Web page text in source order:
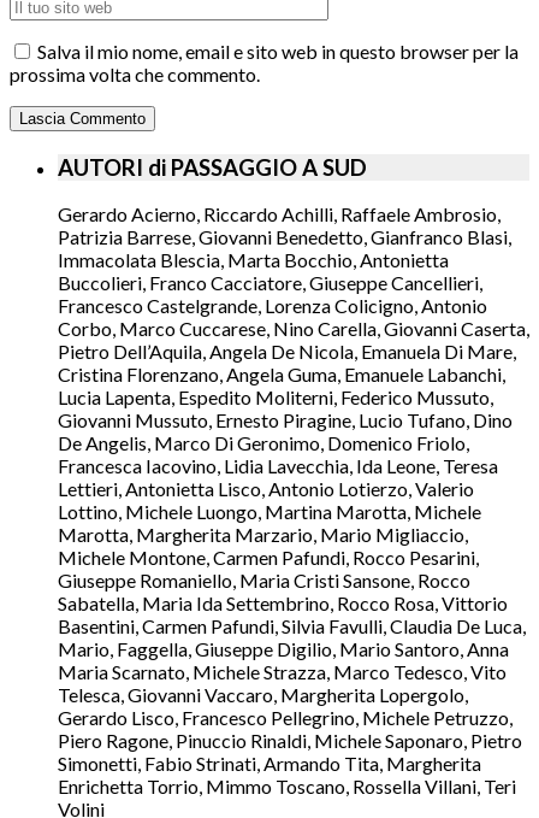
Salva il mio nome, email e sito web in questo browser per la
prossima volta che commento.
AUTORI di PASSAGGIO A SUD
Gerardo Acierno, Riccardo Achilli, Raffaele Ambrosio,
Patrizia Barrese, Giovanni Benedetto, Gianfranco Blasi,
Immacolata Blescia, Marta Bocchio, Antonietta
Buccolieri, Franco Cacciatore, Giuseppe Cancellieri,
Francesco Castelgrande, Lorenza Colicigno, Antonio
Corbo, Marco Cuccarese, Nino Carella, Giovanni Caserta,
Pietro Dell’Aquila, Angela De Nicola, Emanuela Di Mare,
Cristina Florenzano, Angela Guma, Emanuele Labanchi,
Lucia Lapenta, Espedito Moliterni, Federico Mussuto,
Giovanni Mussuto, Ernesto Piragine, Lucio Tufano, Dino
De Angelis, Marco Di Geronimo, Domenico Friolo,
Francesca Iacovino, Lidia Lavecchia, Ida Leone, Teresa
Lettieri, Antonietta Lisco, Antonio Lotierzo, Valerio
Lottino, Michele Luongo, Martina Marotta, Michele
Marotta, Margherita Marzario, Mario Migliaccio,
Michele Montone, Carmen Pafundi, Rocco Pesarini,
Giuseppe Romaniello, Maria Cristi Sansone, Rocco
Sabatella, Maria Ida Settembrino, Rocco Rosa, Vittorio
Basentini, Carmen Pafundi, Silvia Favulli, Claudia De Luca,
Mario, Faggella, Giuseppe Digilio, Mario Santoro, Anna
Maria Scarnato, Michele Strazza, Marco Tedesco, Vito
Telesca, Giovanni Vaccaro, Margherita Lopergolo,
Gerardo Lisco, Francesco Pellegrino, Michele Petruzzo,
Piero Ragone, Pinuccio Rinaldi, Michele Saponaro, Pietro
Simonetti, Fabio Strinati, Armando Tita, Margherita
Enrichetta Torrio, Mimmo Toscano, Rossella Villani, Teri
Volini